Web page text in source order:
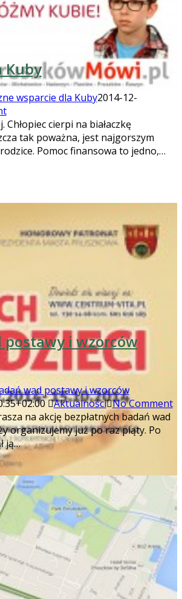
Kuby
wsparcie dla Kuby2014-12-
cierpi na białaczkę
tak poważna, jest najgorszym
Pomoc finansowa to jedno,…
postawy i wzorców
wad postawy i wzorców
Aktualności No Comment
na akcję bezpłatnych badań wad
organizujemy już po raz piąty. Po
ją…